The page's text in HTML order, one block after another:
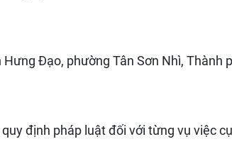
Hưng Đạo, phường Tân Sơn Nhì, Thành
định pháp luật đối với từng vụ việc